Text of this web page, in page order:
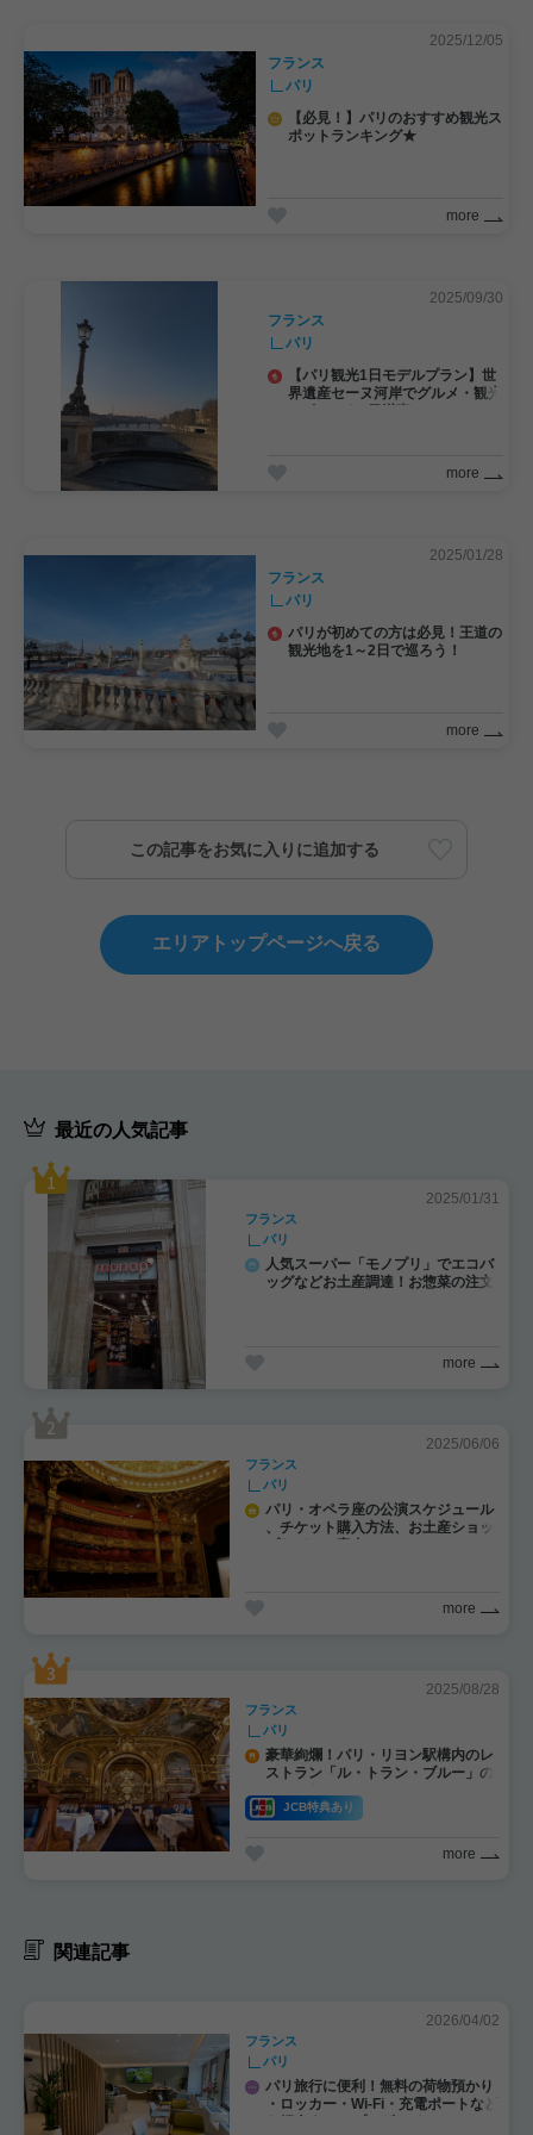
2025/12/05
フランス
パリ
【必見！】パリのおすすめ観光ス
ポットランキング★
more
2025/09/30
フランス
パリ
【パリ観光1日モデルプラン】世
界遺産セーヌ河岸でグルメ・観光
スポットを1日満喫！
more
2025/01/28
フランス
パリ
パリが初めての方は必見！王道の
観光地を1～2日で巡ろう！
more
この記事をお気に入りに追加する
エリアトップページへ戻る
最近の人気記事
2025/01/31
フランス
パリ
人気スーパー「モノプリ」でエコバ
ッグなどお土産調達！お惣菜の注文
more
2025/06/06
フランス
パリ
パリ・オペラ座の公演スケジュール
、チケット購入方法、お土産ショッ
プなどのご案内！
more
2025/08/28
フランス
パリ
豪華絢爛！パリ・リヨン駅構内のレ
ストラン「ル・トラン・ブルー」の
大好評！
JCB特典あり
more
関連記事
2026/04/02
フランス
パリ
パリ旅行に便利！無料の荷物預かり
・ロッカー・Wi-Fi・充電ポートなど
を紹介｜JCBプラザ ラウンジ